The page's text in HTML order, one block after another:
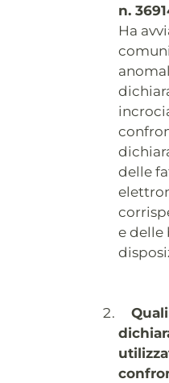
n.
Ha
delle
e delle